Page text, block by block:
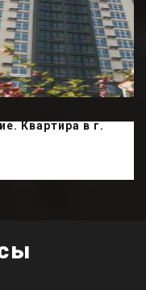
Квартира в г.